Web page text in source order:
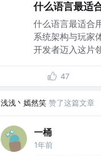
什么语言最适
什么语言最适合
系统架构与玩家
开发者迈入这片
47
浅浅丶嫣然笑 赞了这篇文章
一桶
1年前